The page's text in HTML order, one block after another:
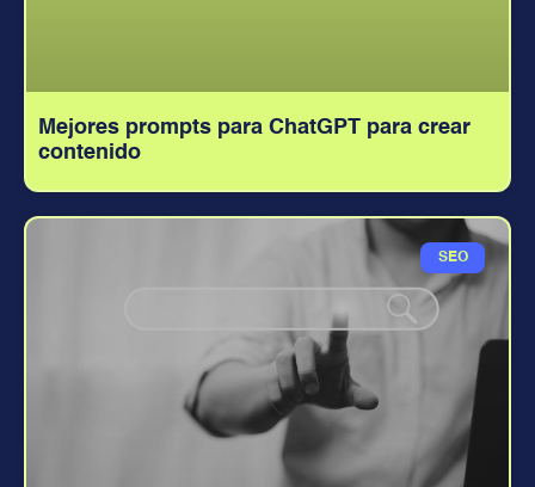
Mejores prompts para ChatGPT para crear
contenido
SEO